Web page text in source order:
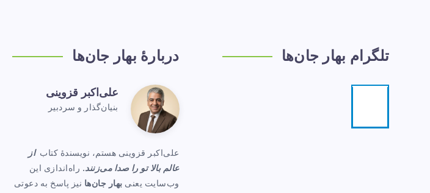
تلگرام بهار جان‌ها دربارهٔ بهار جان‌ها
علی‌اکبر
قزوینی
علی‌اکبر قزوینی
بنیان‌گذار و سردبیر
علی‌اکبر قزوینی هستم، نویسندهٔ کتاباز
عالم بالا تو را صدا می‌زنند. راه‌اندازی این
وب‌سایت یعنی بهار جان‌ها نیز پاسخ به دعوتی